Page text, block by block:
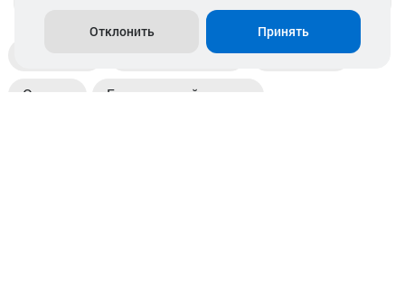
Пункты выдачи Магазины
Оплата Безналичный расчет
Отклонить Принять